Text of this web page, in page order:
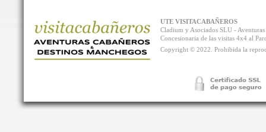
UTE VISITACABAÑEROS
Cladium y Asociados SLU -
Concesionaria de las visitas 4x4 al
Copyright © 2022. Prohibida la